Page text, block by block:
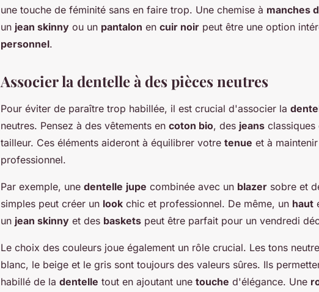
une touche de féminité sans en faire trop. Une chemise à manches
un jean skinny ou un pantalon en cuir noir peut être une option
personnel.
Associer la dentelle à des pièces neutres
Pour éviter de paraître trop habillée, il est crucial d'associer la
neutres. Pensez à des vêtements en coton bio, des jeans classiques
tailleur. Ces éléments aideront à équilibrer votre tenue et à
professionnel.
Par exemple, une dentelle jupe combinée avec un blazer sobre et
simples peut créer un look chic et professionnel. De même, un haut
un jean skinny et des baskets peut être parfait pour un vendredi
Le choix des couleurs joue également un rôle crucial. Les tons
blanc, le beige et le gris sont toujours des valeurs sûres. Ils
habillé de la dentelle tout en ajoutant une touche d'élégance. Une